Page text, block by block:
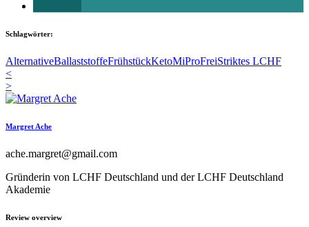
Schlagwörter:
AlternativeBallaststoffeFrühstückKetoMiProFreiStriktes LCHF
<
>
Margret Ache
ache.margret@gmail.com
Gründerin von LCHF Deutschland und der LCHF Deutschland
Akademie
Review overview